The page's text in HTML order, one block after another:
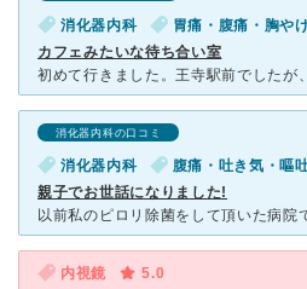
消化器内科 胃痛・腹痛・胸や
カフェみたいな待ち合い室
消化器内科の口コミ
消化器内科 腹痛・吐き気・嘔
親子でお世話になりました!
内視鏡
5.0